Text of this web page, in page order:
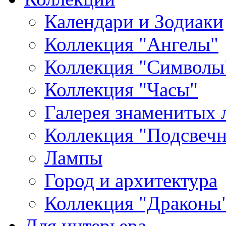
Календари и Зодиаки
Коллекция "Ангелы"
Коллекция
Коллекция "Часы"
Галерея знаменитых
Коллекция
Лампы
Город и архитектура
Коллекция